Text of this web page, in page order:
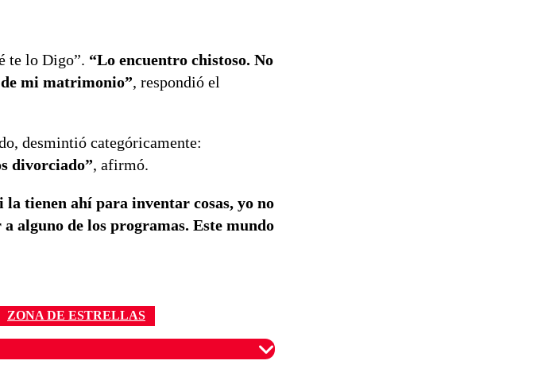
te lo Digo”. “Lo encuentro chistoso. No
mi matrimonio”, respondió el
desmintió categóricamente:
divorciado”, afirmó.
i la tienen ahí para inventar cosas, yo no
alguno de los programas. Este mundo
ZONA DE ESTRELLAS